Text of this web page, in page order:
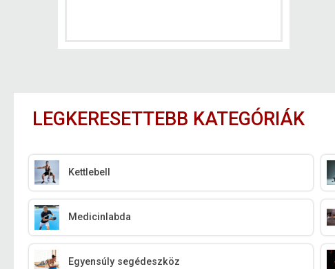
LEGKERESETTEBB KATEGÓRIÁK
Kettlebell
Medicinlabda
Egyensúly segédeszköz